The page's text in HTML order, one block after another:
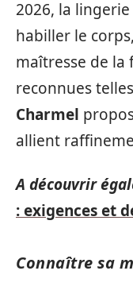
2026, la
habiller le
maîtresse de la
reconnues
Charmel
allient
A découvrir
: exigences et
Connaître sa